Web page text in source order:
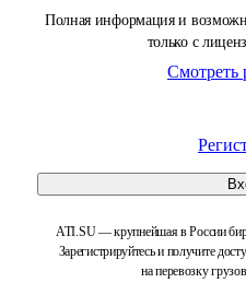
Полная информация и
только с
Смотреть
ATI.SU — крупнейшая в России
Зарегистрируйтесь и получите
на перевозку